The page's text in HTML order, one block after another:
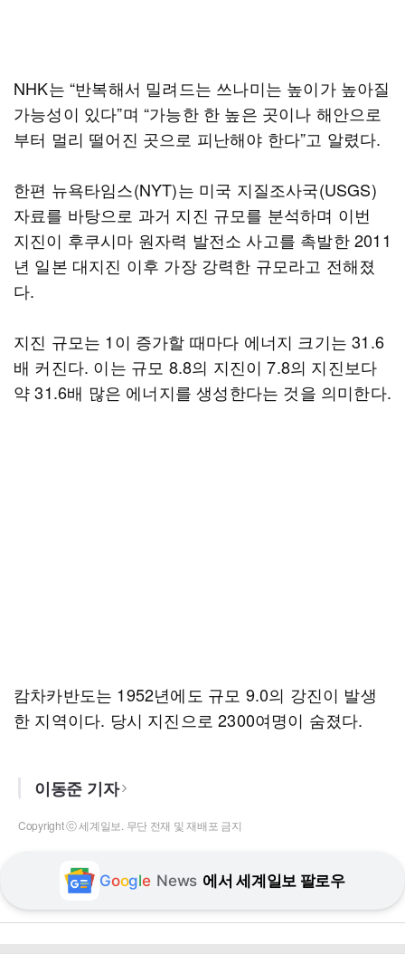
NHK는 “반복해서 밀려드는 쓰나미는 높이가 높아질
가능성이 있다”며 “가능한 한 높은 곳이나 해안으로
부터 멀리 떨어진 곳으로 피난해야 한다”고 알렸다.
한편 뉴욕타임스(NYT)는 미국 지질조사국(USGS)
자료를 바탕으로 과거 지진 규모를 분석하며 이번
지진이 후쿠시마 원자력 발전소 사고를 촉발한 2011
년 일본 대지진 이후 가장 강력한 규모라고 전해졌
다.
지진 규모는 1이 증가할 때마다 에너지 크기는 31.6
배 커진다. 이는 규모 8.8의 지진이 7.8의 지진보다
약 31.6배 많은 에너지를 생성한다는 것을 의미한다.
캄차카반도는 1952년에도 규모 9.0의 강진이 발생
한 지역이다. 당시 지진으로 2300여명이 숨졌다.
이동준 기자
Copyright ⓒ 세계일보. 무단 전재 및 재배포 금지
Google News 에서 세계일보 팔로우